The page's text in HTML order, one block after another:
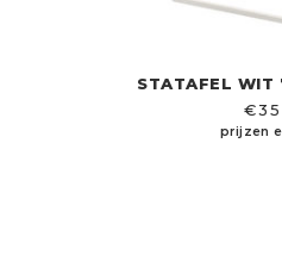
STATAFEL WIT
€
prijzen